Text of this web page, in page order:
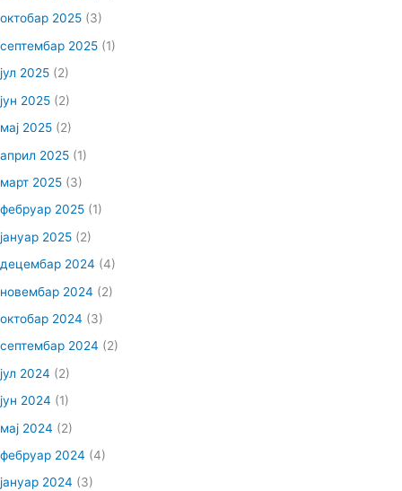
октобар 2025 (3)
септембар 2025 (1)
јул 2025 (2)
јун 2025 (2)
мај 2025 (2)
април 2025 (1)
март 2025 (3)
фебруар 2025 (1)
јануар 2025 (2)
децембар 2024 (4)
новембар 2024 (2)
октобар 2024 (3)
септембар 2024 (2)
јул 2024 (2)
јун 2024 (1)
мај 2024 (2)
фебруар 2024 (4)
јануар 2024 (3)